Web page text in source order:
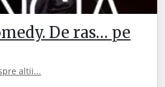
De ras… pe
altii...